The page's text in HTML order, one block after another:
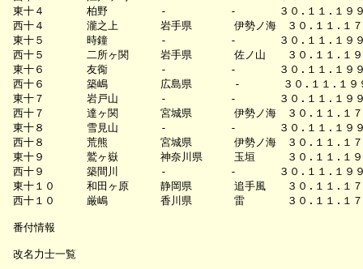
東十４　　　　柏野　　　　　-　　　　　　-　　　　３０.１１.１９
西十４　　　　瀧之上　　　　岩手県　　　　伊勢ノ海　３０.１１.１
東十５　　　　時鐘　　　　　-　　　　　　-　　　　３０.１１.１９
西十５　　　　二所ヶ関　　　岩手県　　　　佐ノ山　　３０.１１.１
東十６　　　　友鵆　　　　　-　　　　　　-　　　　３０.１１.１９
西十６　　　　築嶋　　　　　広島県　　　　-　　　　３０.１１.１９
東十７　　　　岩戸山　　　　-　　　　　　-　　　　３０.１１.１９
西十７　　　　達ヶ関　　　　宮城県　　　　伊勢ノ海　３０.１１.１
東十８　　　　雪見山　　　　-　　　　　　-　　　　３０.１１.１９
西十８　　　　荒熊　　　　　宮城県　　　　伊勢ノ海　３０.１１.１
東十９　　　　鷲ヶ嶽　　　　神奈川県　　　玉垣　　　３０.１１.１
西十９　　　　築間川　　　　-　　　　　　-　　　　３０.１１.１９
東十１０　　　和田ヶ原　　　静岡県　　　　追手風　　３０.１１.１
西十１０　　　厳嶋　　　　　香川県　　　　雷　　　　３０.１１.１
番付情報
改名力士一覧